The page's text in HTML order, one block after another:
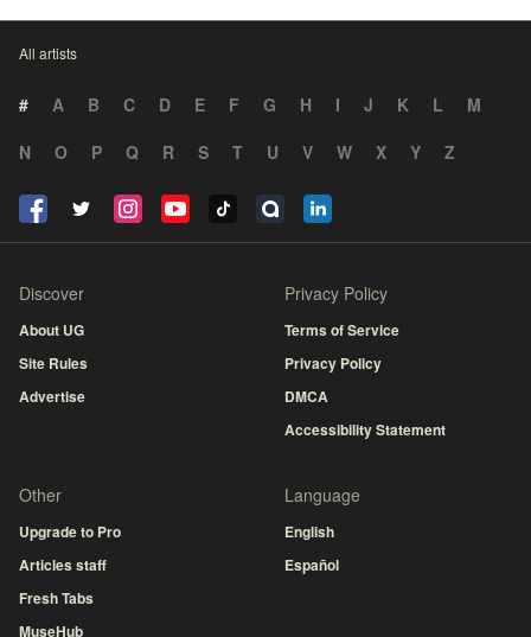
All artists
# A B C D E F G H I J K L
M
N
O P Q R S T U V W X Y Z
Discover
About UG
Site Rules
Advertise
Privacy Policy
Terms of Service
Privacy Policy
DMCA
Accessibility Statement
Other
Upgrade to Pro
Articles staff
Fresh Tabs
MuseHub
Language
English
Español